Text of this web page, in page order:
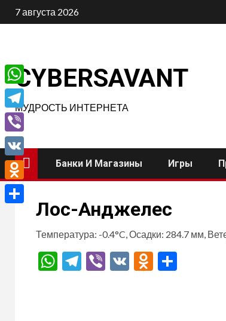
Перейти
к
7 августа 2026
CYBERSAVANT
МУДРОСТЬ ИНТЕРНЕТА
Банки И Магазины Игры
Лос-Анджелес
Температура: -0.4°C, Осадки: 284.7 мм,
WhatsApp
Telegram
Viber
VK
WhatsApp
Telegram
Viber
VK
Odnoklassniki
Отправить